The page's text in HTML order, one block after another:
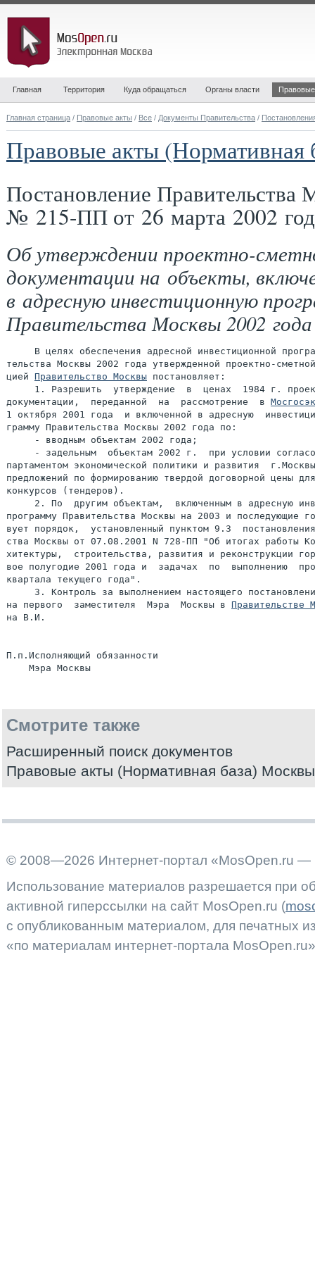
Главная Территория Куда обращаться Органы власти
Главная страница / Правовые акты / Все / Документы Правительства /
Правовые акты (Нормативная
Постановление Правительства
№ 215-ПП от 26 марта 2002
Об утверждении проектно-
документации на объекты,
в адресную инвестиционную
Правительства Москвы 2002 года
В целях обеспечения адресной инвестиционной
тельства Москвы 2002 года утвержденной проектно-
цией Правительство Москвы постановляет:
1. Разрешить  утверждение  в  ценах  1984 г.
документации,  переданной  на  рассмотрение  в
1 октября 2001 года  и включенной в адресную
грамму Правительства Москвы 2002 года по:
     - вводным объектам 2002 года;
- задельным  объектам 2002 г.  при условии
партаментом экономической политики и развития
предложений по формированию твердой договорной цены
конкурсов (тендеров).
2. По  другим объектам,  включенным в адресную
программу Правительства Москвы на 2003 и последующие
вyeт порядок,  установленный пунктом 9.3
ства Москвы от 07.08.2001 N 728-ПП "Об итогах работы
хитектуры,  строительства, развития и реконструкции
вое полугодие 2001 года и  задачах  по  выполнению
квартала текущего года".
3. Контроль за выполнением настоящего
на первого  заместителя  Мэра  Москвы в Правительстве
на В.И.
П.п.Исполняющий обязанности
Смотрите также
Расширенный поиск документов
Правовые акты (Нормативная база) Москвы
© 2008—2026 Интернет-портал «MosOpen.ru —
Использование материалов разрешается при
активной гиперссылки на сайт MosOpen.ru (
с опубликованным материалом, для печатных
«по материалам интернет-портала